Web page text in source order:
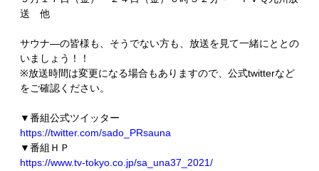
送 他
サウナ―の皆様も、そうでない方も、放送を見て一緒にととの
いましょう！！
※放送時間は変更になる場合もありますので、公式twitterなど
をご確認ください。
▼番組公式ツイッター
https://twitter.com/sado_PRsauna
▼番組ＨＰ
https://www.tv-tokyo.co.jp/sa_una37_2021/